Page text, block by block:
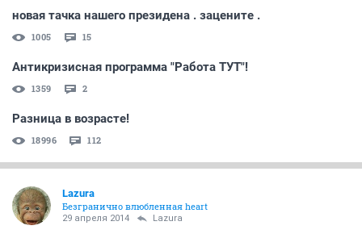
новая тачка нашего президена . зацените .
1005 15
Антикризисная программа "Работа ТУТ"!
1359 2
Разница в возрасте!
18996 112
Lazura
Безгранично влюбленная heart
29 апреля 2014 Lazura